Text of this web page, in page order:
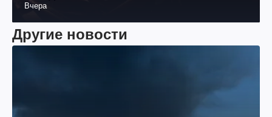
раненых (фото, видео)
Вчера
Другие новости